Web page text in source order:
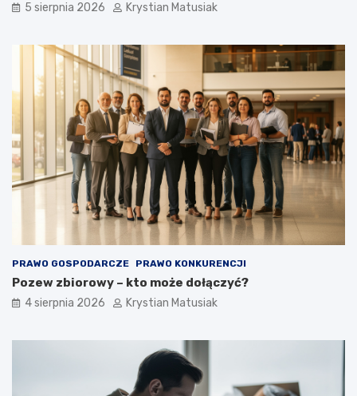
5 sierpnia 2026 Krystian Matusiak
PRAWO GOSPODARCZE PRAWO KONKURENCJI
Pozew zbiorowy – kto może dołączyć?
4 sierpnia 2026 Krystian Matusiak